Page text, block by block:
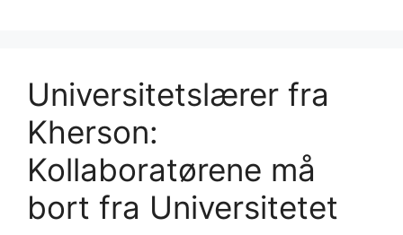
Universitetslærer fra
Kherson:
Kollaboratørene må
bort fra Universitetet